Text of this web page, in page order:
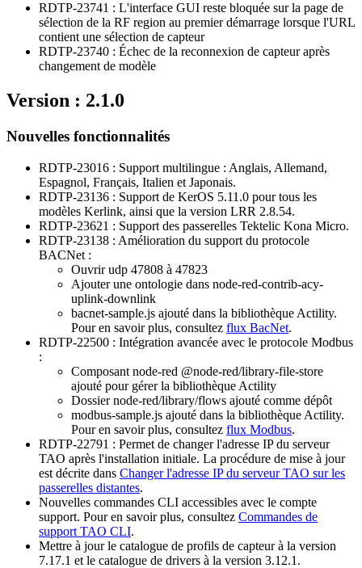
RDTP-23741 : L'interface GUI reste bloquée sur la page de
sélection de la RF region au premier démarrage lorsque l'URL
contient une sélection de capteur
RDTP-23740 : Échec de la reconnexion de capteur après
changement de modèle
Version : 2.1.0
Nouvelles fonctionnalités
RDTP-23016 : Support multilingue : Anglais, Allemand,
Espagnol, Français, Italien et Japonais.
RDTP-23136 : Support de KerOS 5.11.0 pour tous les
modèles Kerlink, ainsi que la version LRR 2.8.54.
RDTP-23621 : Support des passerelles Tektelic Kona Micro.
RDTP-23138 : Amélioration du support du protocole
BACNet :
Ouvrir udp 47808 à 47823
Ajouter une ontologie dans node-red-contrib-acy-
uplink-downlink
bacnet-sample.js ajouté dans la bibliothèque Actility.
Pour en savoir plus, consultez flux BacNet.
RDTP-22500 : Intégration avancée avec le protocole Modbus
:
Composant node-red @node-red/library-file-store
ajouté pour gérer la bibliothèque Actility
Dossier node-red/library/flows ajouté comme dépôt
modbus-sample.js ajouté dans la bibliothèque Actility.
Pour en savoir plus, consultez flux Modbus.
RDTP-22791 : Permet de changer l'adresse IP du serveur
TAO après l'installation initiale. La procédure de mise à jour
est décrite dans Changer l'adresse IP du serveur TAO sur les
passerelles distantes.
Nouvelles commandes CLI accessibles avec le compte
support. Pour en savoir plus, consultez Commandes de
support TAO CLI.
Mettre à jour le catalogue de profils de capteur à la version
7.17.1 et le catalogue de drivers à la version 3.12.1.